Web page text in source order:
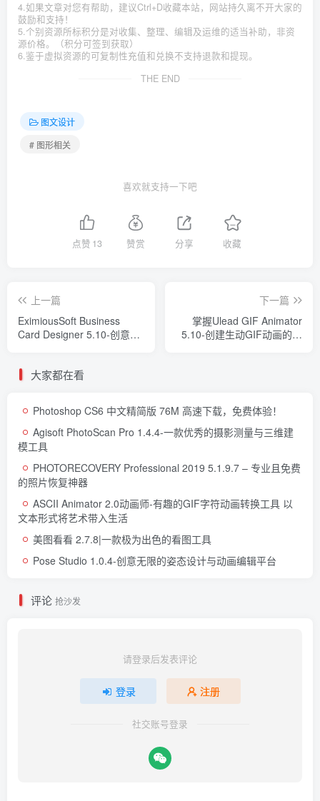
4.如果文章对您有帮助，建议Ctrl+D收藏本站，网站持久离不开大家的
鼓励和支持！
5.个别资源所标积分是对收集、整理、编辑及运维的适当补助，非资
源价格。（积分可签到获取）
6.鉴于虚拟资源的可复制性充值和兑换不支持退款和提现。
THE END
图文设计
# 图形相关
喜欢就支持一下吧
点赞 13 赞赏 分享 收藏
上一篇
EximiousSoft Business
Card Designer 5.10-创意无
下一篇
掌握Ulead GIF Animator
5.10-创建生动GIF动画的全
大家都在看
Photoshop CS6 中文精简版 76M 高速下载，免费体验！
Agisoft PhotoScan Pro 1.4.4-一款优秀的摄影测量与三维建
模工具
PHOTORECOVERY Professional 2019 5.1.9.7 – 专业且免费
的照片恢复神器
ASCII Animator 2.0动画师-有趣的GIF字符动画转换工具 以
文本形式将艺术带入生活
美图看看 2.7.8|一款极为出色的看图工具
Pose Studio 1.0.4-创意无限的姿态设计与动画编辑平台
评论 抢沙发
请登录后发表评论
登录 注册
社交账号登录